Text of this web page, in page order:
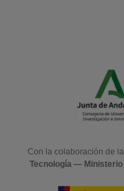
Con la colaboración de la
Tecnología —